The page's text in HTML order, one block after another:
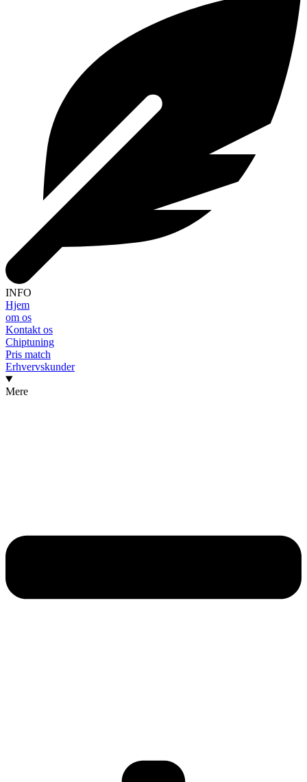
INFO
Hjem
om os
Kontakt os
Chiptuning
Pris match
Erhvervskunder
Mere